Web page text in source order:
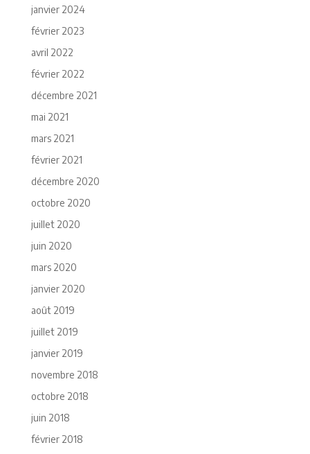
janvier 2024
février 2023
avril 2022
février 2022
décembre 2021
mai 2021
mars 2021
février 2021
décembre 2020
octobre 2020
juillet 2020
juin 2020
mars 2020
janvier 2020
août 2019
juillet 2019
janvier 2019
novembre 2018
octobre 2018
juin 2018
février 2018